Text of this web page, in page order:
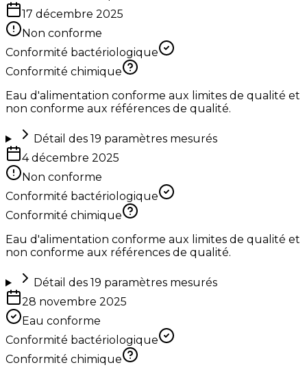
17 décembre 2025
Non conforme
Conformité bactériologique
Conformité chimique
Eau d'alimentation conforme aux limites de qualité et
non conforme aux références de qualité.
Détail des 19 paramètres mesurés
4 décembre 2025
Non conforme
Conformité bactériologique
Conformité chimique
Eau d'alimentation conforme aux limites de qualité et
non conforme aux références de qualité.
Détail des 19 paramètres mesurés
28 novembre 2025
Eau conforme
Conformité bactériologique
Conformité chimique